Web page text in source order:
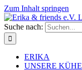
Zum Inhalt springen
Suche nach:
ERIKA
UNSERE KÜHE